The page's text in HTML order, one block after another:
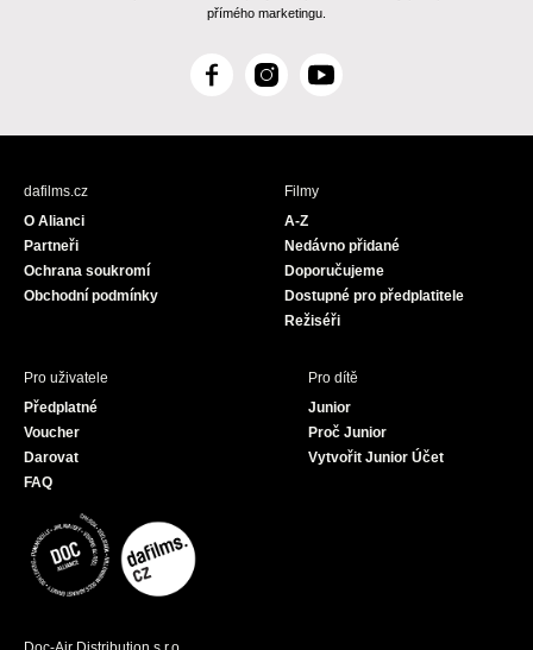
přímého marketingu.
F
c
I
s
Y
u
dafilms.cz
O Alianci
Partneři
Ochrana soukromí
Obchodní podmínky
Filmy
A-Z
Nedávno přidané
Doporučujeme
Dostupné pro předplatitele
Režiséři
Pro uživatele
Předplatné
Voucher
Darovat
FAQ
Pro dítě
Junior
Proč Junior
Vytvořit Junior Účet